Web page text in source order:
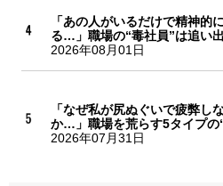
「あの人がいるだけで精神的
る…」職場の“毒社員”は追い
2026年08月01日
「なぜ私が尻ぬぐいで疲弊し
か…」職場を荒らす5タイプの
2026年07月31日